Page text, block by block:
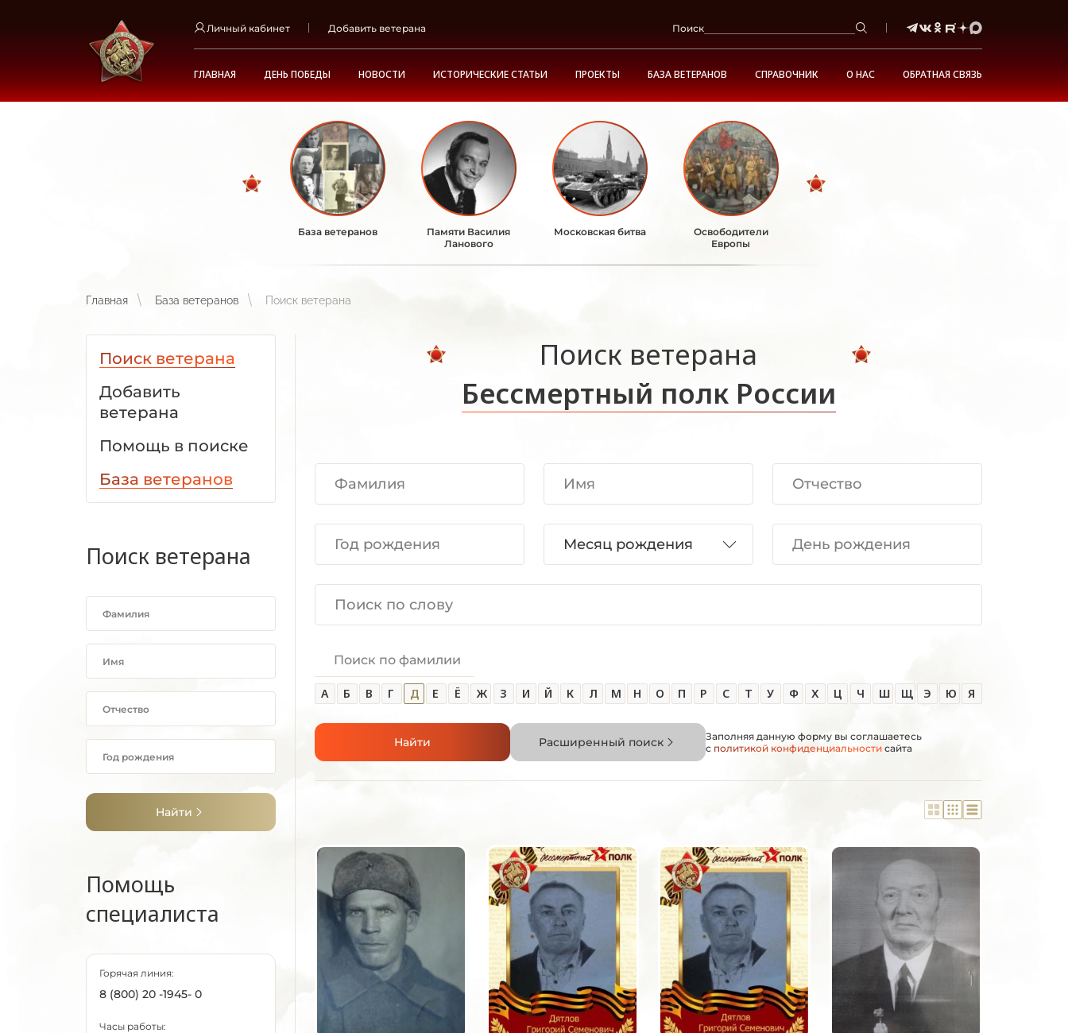
Личный кабинет Добавить ветерана Поиск
ГЛАВНАЯ ДЕНЬ ПОБЕДЫ НОВОСТИ ИСТОРИЧЕСКИЕ СТАТЬИ ПРОЕКТЫ БАЗА ВЕТЕРАНОВ СПРАВОЧНИК О НАС ОБРАТНАЯ СВЯЗЬ
База ветеранов
Памяти Василия
Ланового
Московская битва
Освободители
Европы
Главная База ветеранов Поиск ветерана
Поиск ветерана
Добавить
ветерана
Помощь в поиске
База ветеранов
Поиск ветерана
Найти
Помощь
специалиста
Горячая линия:
8 (800) 20 -1945- 0
Часы работы:
Поиск ветерана
Бессмертный полк России
Поиск по фамилии
А Б В Г Д Е Ё Ж З И Й К Л М Н О П Р С Т У Ф Х Ц Ч Ш Щ Э Ю Я
Найти Расширенный поиск
Заполняя данную форму вы соглашаетесь
с политикой конфиденциальности сайта